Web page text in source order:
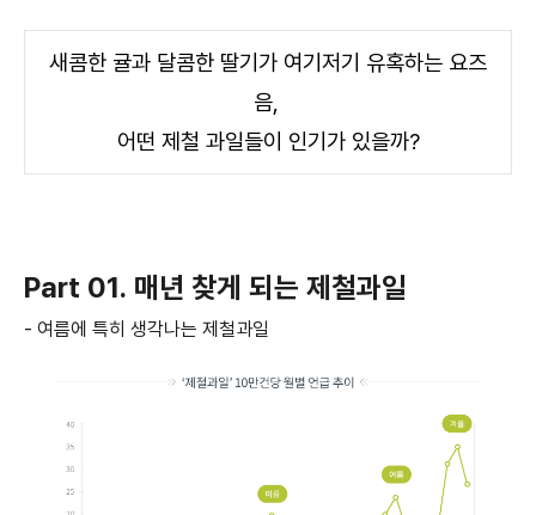
새콤한 귤과 달콤한 딸기가 여기저기 유혹하는 요즈
음,
어떤 제철 과일들이 인기가 있을까?
Part 01. 매년 찾게 되는 제철과일
- 여름에 특히 생각나는 제철과일